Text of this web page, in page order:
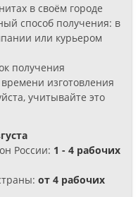
в своём городе
способ получения: в
или курьером
получения
изготовления
учитывайте это
России: 1 - 4 рабочих
от 4 рабочих